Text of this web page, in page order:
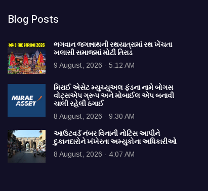
Blog Posts
ભગવાન જગન્નાથની રથયાત્રામાં રથ ખેંચતા
ખલાસી સમાજમાં મોટી તિરાડ
9 August, 2026 - 5:12 AM
મિરાઈ એસેટ મ્યુચ્યુઅલ ફંડના નામે બોગસ
વોટ્સએપ ગ્રૂપ અને મોબાઈલ એપ બનાવી
ચાલી રહેલી ઠગાઈ
8 August, 2026 - 9:30 AM
આઉટવર્ડ નંબર વિનાની નોટિસ આપીને
દુકાનદારોને ખંખેરતા અમ્યુકોના અધિકારીઓ
8 August, 2026 - 4:07 AM